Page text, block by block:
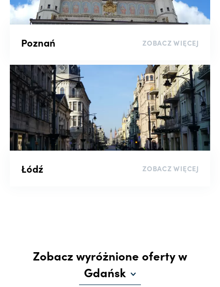
Poznań ZOBACZ WIĘCEJ
Łódź ZOBACZ WIĘCEJ
Zobacz wyróżnione oferty w
Gdańsk